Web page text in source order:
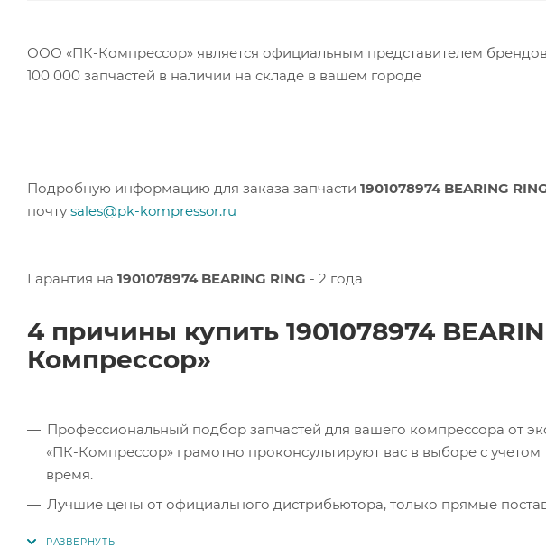
ООО «ПК-Компрессор» является официальным представителем
100 000 запчастей в наличии на складе в вашем городе
Подробную информацию для заказа запчасти 1901078974 BEARING
почту sales@pk-kompressor.ru
Гарантия на 1901078974 BEARING RING - 2 года
4 причины купить 1901078974
Компрессор»
Профессиональный подбор запчастей для вашего компрессора от
«ПК-Компрессор» грамотно проконсультируют вас в выборе с
время.
Лучшие цены от официального дистрибьютора, только прямые